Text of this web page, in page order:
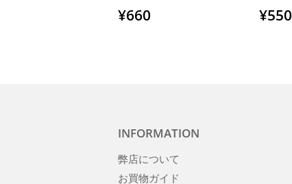
通
常
¥660 通
常
¥550
INFORMATION
弊店について
お買物ガイド